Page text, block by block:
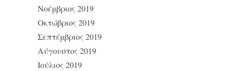
Νοέμβριος 2019
Οκτώβριος 2019
Σεπτέμβριος 2019
Αύγουστος 2019
Ιούλιος 2019